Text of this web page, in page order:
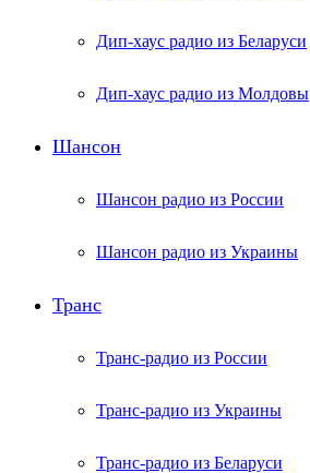
Дип-хаус радио из Беларуси
Дип-хаус радио из Молдовы
Шансон
Шансон радио из России
Шансон радио из Украины
Транс
Транс-радио из России
Транс-радио из Украины
Транс-радио из Беларуси